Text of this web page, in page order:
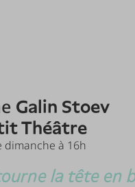
Galin Stoev
Théâtre
dimanche à 16h
la tête en